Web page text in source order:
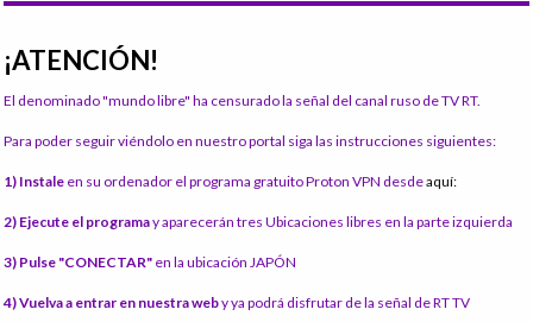
¡ATENCIÓN!
El denominado "mundo libre" ha censurado la señal del canal ruso de TV RT.
Para poder seguir viéndolo en nuestro portal siga las instrucciones siguientes:
1) Instale en su ordenador el programa gratuito Proton VPN desdeaquí:
2) Ejecute el programay aparecerán tres Ubicaciones libres en la parte izquierda
3) Pulse "CONECTAR" en la ubicación JAPÓN
4) Vuelva a entrar en nuestra weby ya podrá disfrutar de la señal de RT TV